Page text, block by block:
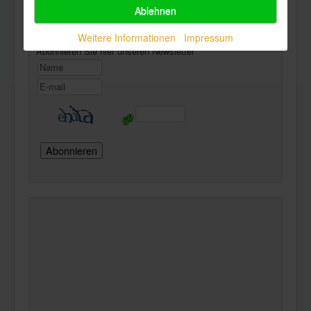
Newsletter
Abonnieren Sie hier unseren Newsletter
Ablehnen
Weitere Informationen
Impressum